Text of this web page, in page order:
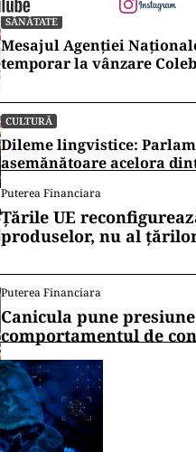
SĂNĂTATE
Mesajul Agenției
temporar la vânzare
CULTURĂ
Dileme lingvistice:
asemănătoare acelora
Puterea Financiara
Țările UE
produselor, nu al
Puterea Financiara
Canicula pune
comportamentul de